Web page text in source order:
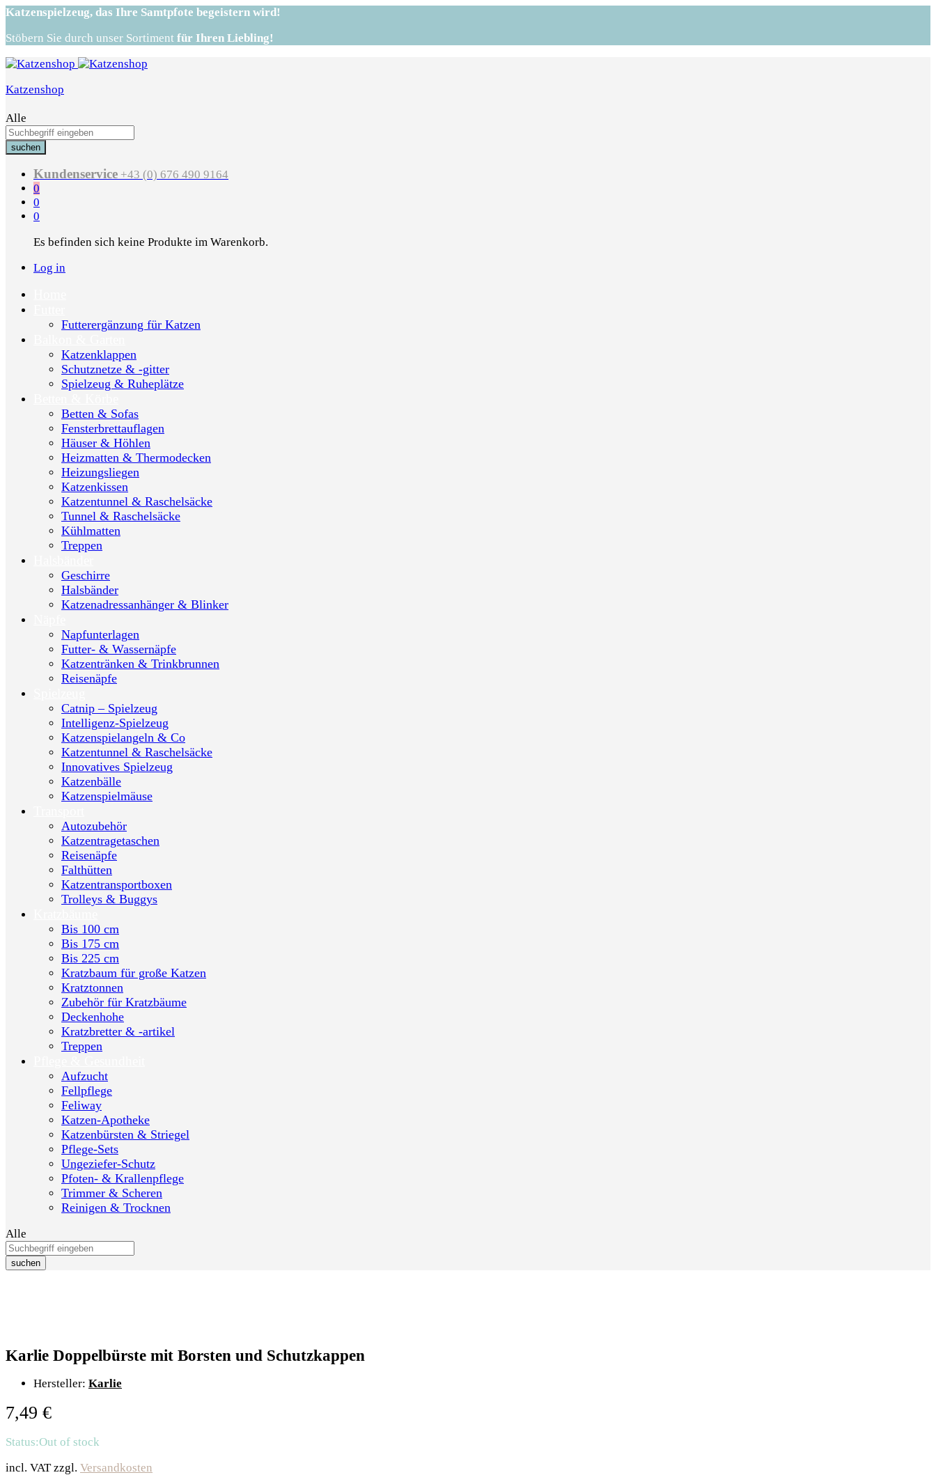
Katzenspielzeug, das Ihre Samtpfote begeistern wird!
Stöbern Sie durch unser Sortiment für Ihren Liebling!
Katzenshop
Alle
suchen
Kundenservice +43 (0) 676 490 9164
0
0
0
Es befinden sich keine Produkte im Warenkorb.
Log in
Futterergänzung für Katzen
Katzenklappen
Schutznetze & -gitter
Spielzeug & Ruheplätze
Betten & Sofas
Fensterbrettauflagen
Häuser & Höhlen
Heizmatten & Thermodecken
Heizungsliegen
Katzenkissen
Katzentunnel & Raschelsäcke
Tunnel & Raschelsäcke
Kühlmatten
Treppen
Geschirre
Halsbänder
Katzenadressanhänger & Blinker
Napfunterlagen
Futter- & Wassernäpfe
Katzentränken & Trinkbrunnen
Reisenäpfe
Catnip – Spielzeug
Intelligenz-Spielzeug
Katzenspielangeln & Co
Katzentunnel & Raschelsäcke
Innovatives Spielzeug
Katzenbälle
Katzenspielmäuse
Autozubehör
Katzentragetaschen
Reisenäpfe
Falthütten
Katzentransportboxen
Trolleys & Buggys
Bis 100 cm
Bis 175 cm
Bis 225 cm
Kratzbaum für große Katzen
Kratztonnen
Zubehör für Kratzbäume
Deckenhohe
Kratzbretter & -artikel
Treppen
Aufzucht
Fellpflege
Feliway
Katzen-Apotheke
Katzenbürsten & Striegel
Pflege-Sets
Ungeziefer-Schutz
Pfoten- & Krallenpflege
Trimmer & Scheren
Reinigen & Trocknen
Alle
suchen
Karlie Doppelbürste mit Borsten und Schutzkappen
Hersteller: Karlie
7,49 €
Status:Out of stock
incl. VAT zzgl. Versandkosten